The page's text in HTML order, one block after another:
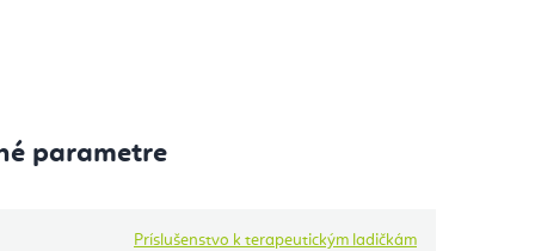
parametre
Príslušenstvo k terapeutickým ladičkám